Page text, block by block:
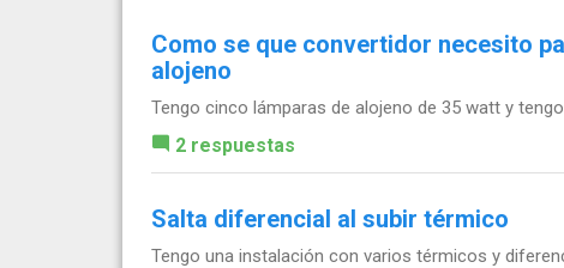
Como se que convertidor necesito
alojeno
Tengo cinco lámparas de alojeno de 35 watt y
2 respuestas
Salta diferencial al subir térmico
Tengo una instalación con varios térmicos y